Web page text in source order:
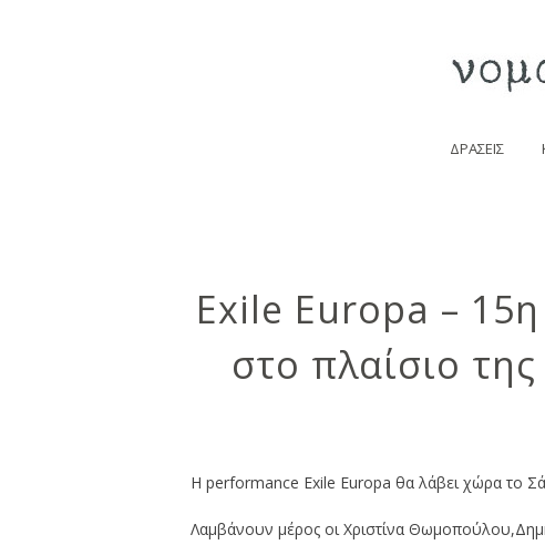
ΔΡΑΣΕΙΣ
Exile Europa – 15η
στο πλαίσιο
Η performance Exile Europa θα λάβει χώρα τo
Λαμβάνουν μέρος οι Χριστίνα